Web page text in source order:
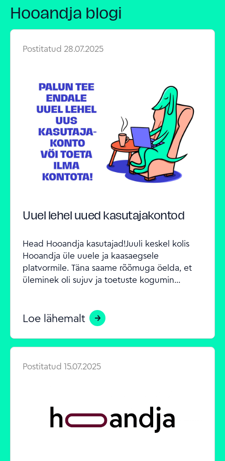
Hooandja blogi
Postitatud 28.07.2025
Uuel lehel uued kasutajakontod
Head Hooandja kasutajad!Juuli keskel kolis
Hooandja üle uuele ja kaasaegsele
platvormile. Täna saame rõõmuga öelda, et
üleminek oli sujuv ja toetuste kogumin...
Loe lähemalt
Postitatud 15.07.2025